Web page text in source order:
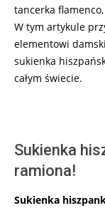
tancerka
W tym artykule
elementowi
sukienka
całym świecie.
Sukienka
ramiona!
Sukienka